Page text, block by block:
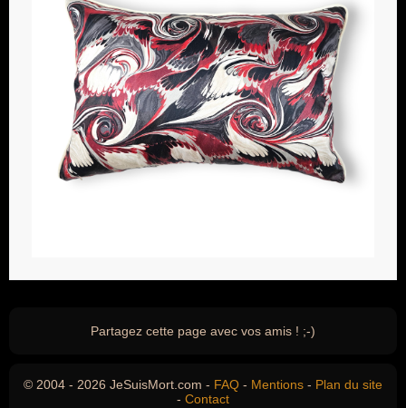
Partagez cette page avec vos amis ! ;-)
© 2004 - 2026 JeSuisMort.com - FAQ - Mentions - Plan du site
- Contact